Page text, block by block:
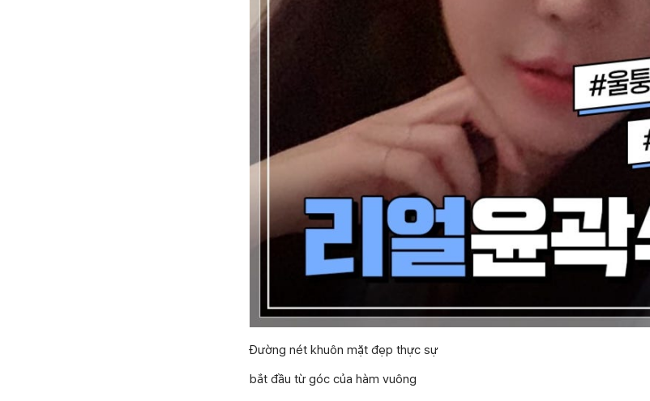
Đường nét khuôn mặt đẹp thực sự
bắt đầu từ góc của hàm vuông